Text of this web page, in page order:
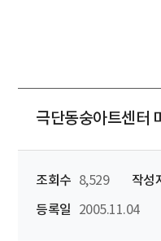
극단동숭아트센터
조회수 8,529 작성
등록일
2005.11.04